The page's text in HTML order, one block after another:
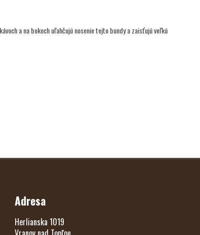
a na bokoch uľahčujú nosenie tejto bundy a zaisťujú veľkú
Adresa
Herlianska 1019